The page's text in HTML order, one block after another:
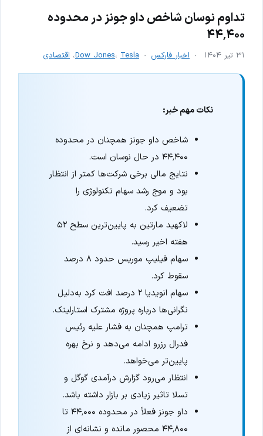
تداوم نوسان شاخص داو جونز در محدوده
۴۴٬۴۰۰
۳۱ تیر ۱۴۰۴ اخبار فارکس Dow Jones، Tesla ، اقتصادی
نکات مهم خبر:
شاخص داو جونز همچنان در محدوده
۴۴٬۴۰۰ در حال نوسان است.
نتایج مالی برخی شرکت‌ها کمتر از انتظار
بود و موج رشد سهام تکنولوژی را
تضعیف کرد.
لاکهید مارتین به پایین‌ترین سطح ۵۲
هفته اخیر رسید.
سهام فیلیپ موریس حدود ۸ درصد
سقوط کرد.
سهام انویدیا ۲ درصد افت کرد به‌دلیل
نگرانی‌ها درباره پروژه مشترک استارلینک.
ترامپ همچنان به فشار علیه رئیس
فدرال رزرو ادامه می‌دهد و نرخ بهره
پایین‌تر می‌خواهد.
انتظار می‌رود گزارش درآمدی گوگل و
تسلا تاثیر زیادی بر بازار داشته باشد.
داو جونز فعلاً در محدوده ۴۴٬۰۰۰ تا
۴۴٬۸۰۰ محصور مانده و نشانه‌ای از